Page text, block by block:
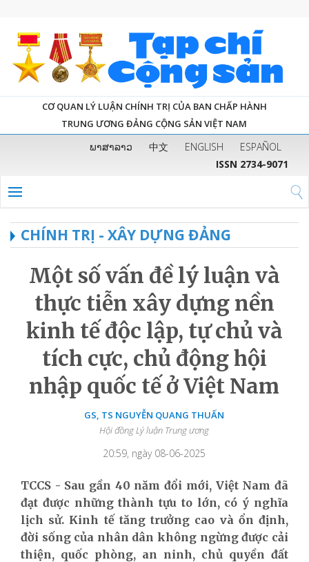
CƠ QUAN LÝ LUẬN CHÍNH TRỊ CỦA BAN CHẤP HÀNH
TRUNG ƯƠNG ĐẢNG CỘNG SẢN VIỆT NAM
ພາສາລາວ 中文 ENGLISH
ESPAÑOL
ISSN 2734-9071
CHÍNH TRỊ - XÂY DỰNG ĐẢNG
Một số vấn đề lý luận và
thực tiễn xây dựng nền
kinh tế độc lập, tự chủ và
tích cực, chủ động hội
nhập quốc tế ở Việt Nam
GS, TS NGUYỄN QUANG THUẤN
Hội đồng Lý luận Trung ương
20:59, ngày 08-06-2025
TCCS - Sau gần 40 năm đổi mới, Việt Nam đã
đạt được những thành tựu to lớn, có ý nghĩa
lịch sử. Kinh tế tăng trưởng cao và ổn định,
đời sống của nhân dân không ngừng được cải
thiện, quốc phòng, an ninh, chủ quyền đất